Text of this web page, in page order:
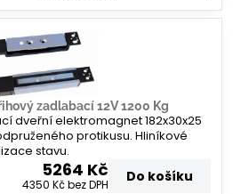
zadlabací 12V 1200 Kg
dveřní elektromagnet 182x30x25
protikusu. Hliníkové
stavu.
5264 Kč
4350 Kčbez DPH Do košíku